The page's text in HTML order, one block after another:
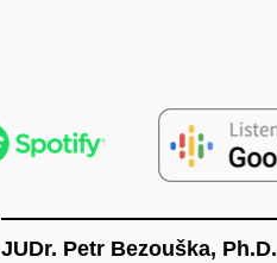
JUDr. Petr Bezouška, Ph.D.